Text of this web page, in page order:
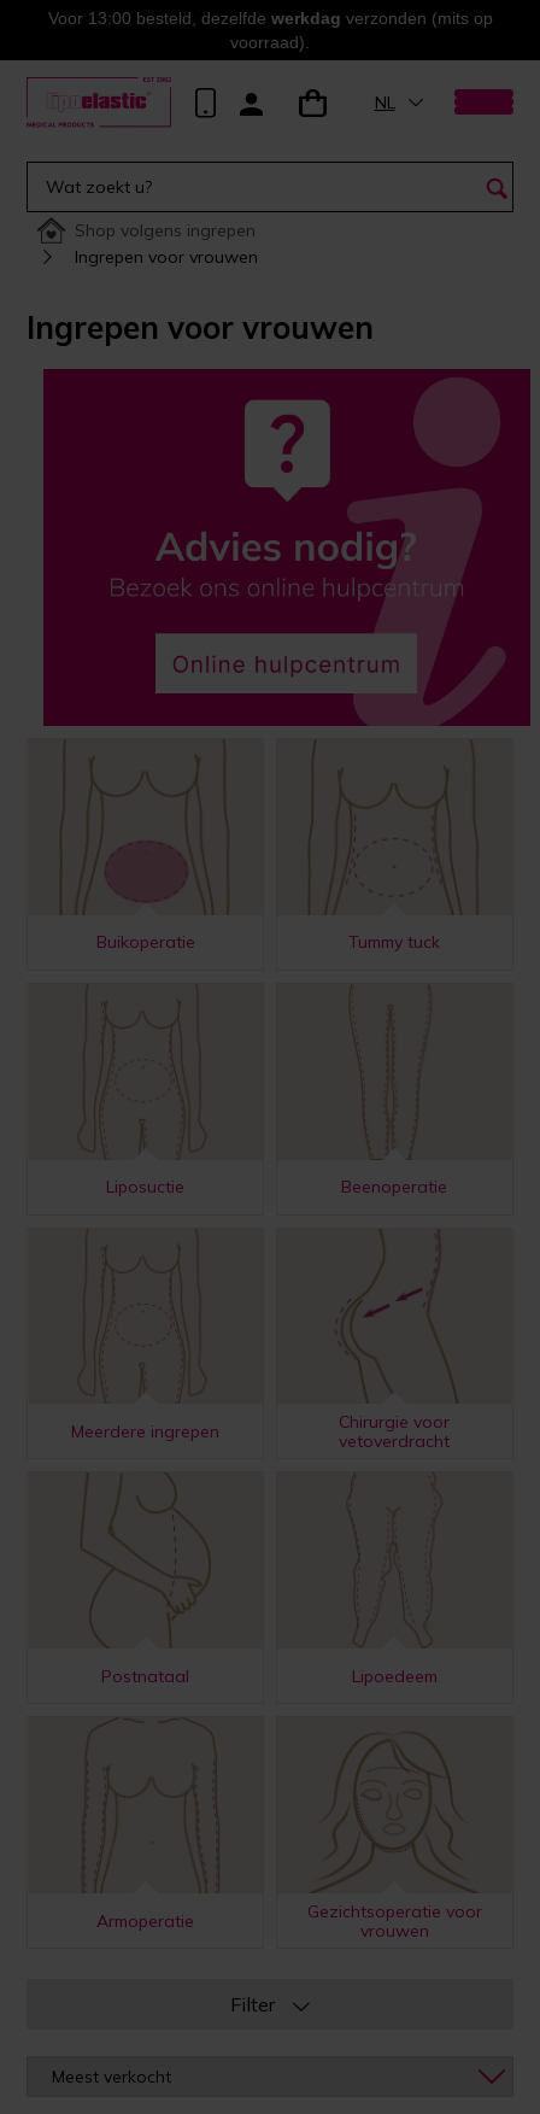
Voor 13:00 besteld, dezelfde werkdag verzonden (mits op
voorraad).
NL
Shop volgens ingrepen
Ingrepen voor vrouwen
Ingrepen voor vrouwen
Buikoperatie Tummy tuck
Liposuctie Beenoperatie
Meerdere ingrepen
Chirurgie voor
vetoverdracht
Postnataal Lipoedeem
Armoperatie
Gezichtsoperatie voor
vrouwen
Filter